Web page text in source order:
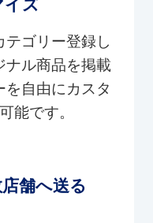
イズ
ゴリー登録し
ナル商品を掲載
自由にカスタ
能です。
舗へ送る